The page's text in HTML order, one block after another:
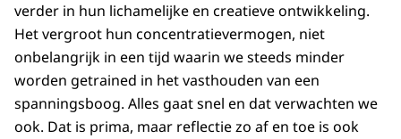
verder in hun lichamelijke en creatieve ontwikkeling.
Het vergroot hun concentratievermogen, niet
onbelangrijk in een tijd waarin we steeds minder
worden getrained in het vasthouden van een
spanningsboog. Alles gaat snel en dat verwachten we
ook. Dat is prima, maar reflectie zo af en toe is ook